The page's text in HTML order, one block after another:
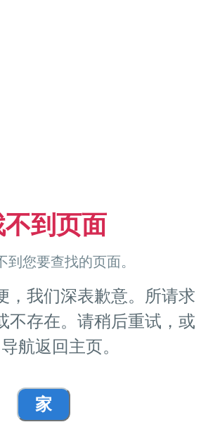
到页面
到您要查找的页面。
，我们深表歉意。所请求
不存在。请稍后重试，或
航返回主页。
家